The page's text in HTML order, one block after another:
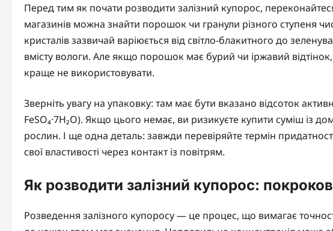
Перед тим як почати розводити залізний купорос,
магазинів можна знайти порошок чи гранули різного ступеня
кристалів зазвичай варіюється від світло-блакитного до
вмісту вологи. Але якщо порошок має бурий чи іржавий
краще не використовувати.
Зверніть увагу на упаковку: там має бути вказано відсоток
FeSO₄·7H₂O). Якщо цього немає, ви ризикуєте купити суміш із
рослин. І ще одна деталь: завжди перевіряйте термін
свої властивості через контакт із повітрям.
Як розводити залізний купорос:
Розведення залізного купоросу — це процес, що вимагає